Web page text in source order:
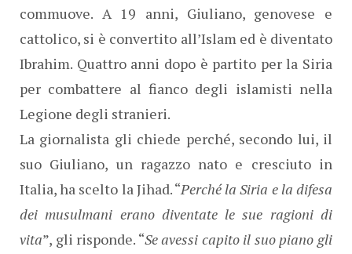
commuove. A 19 anni, Giuliano, genovese e
cattolico, si è convertito all’Islam ed è diventato
Ibrahim. Quattro anni dopo è partito per la Siria
per combattere al fianco degli islamisti nella
Legione degli stranieri.
La giornalista gli chiede perché, secondo lui, il
suo Giuliano, un ragazzo nato e cresciuto in
Italia, ha scelto la Jihad. “Perché la Siria e la difesa
dei musulmani erano diventate le sue ragioni di
vita”, gli risponde. “Se avessi capito il suo piano gli